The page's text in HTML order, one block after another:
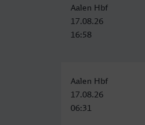
Aalen Hbf
17.08.26
16:58
Aalen Hbf
17.08.26
06:31